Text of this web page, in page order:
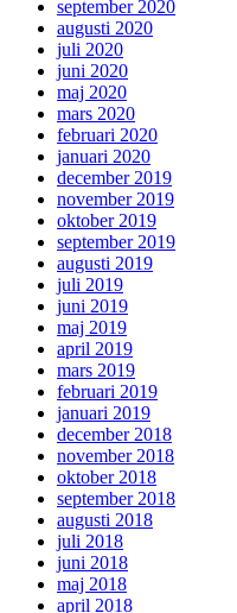
september 2020
augusti 2020
juli 2020
juni 2020
maj 2020
mars 2020
februari 2020
januari 2020
december 2019
november 2019
oktober 2019
september 2019
augusti 2019
juli 2019
juni 2019
maj 2019
april 2019
mars 2019
februari 2019
januari 2019
december 2018
november 2018
oktober 2018
september 2018
augusti 2018
juli 2018
juni 2018
maj 2018
april 2018